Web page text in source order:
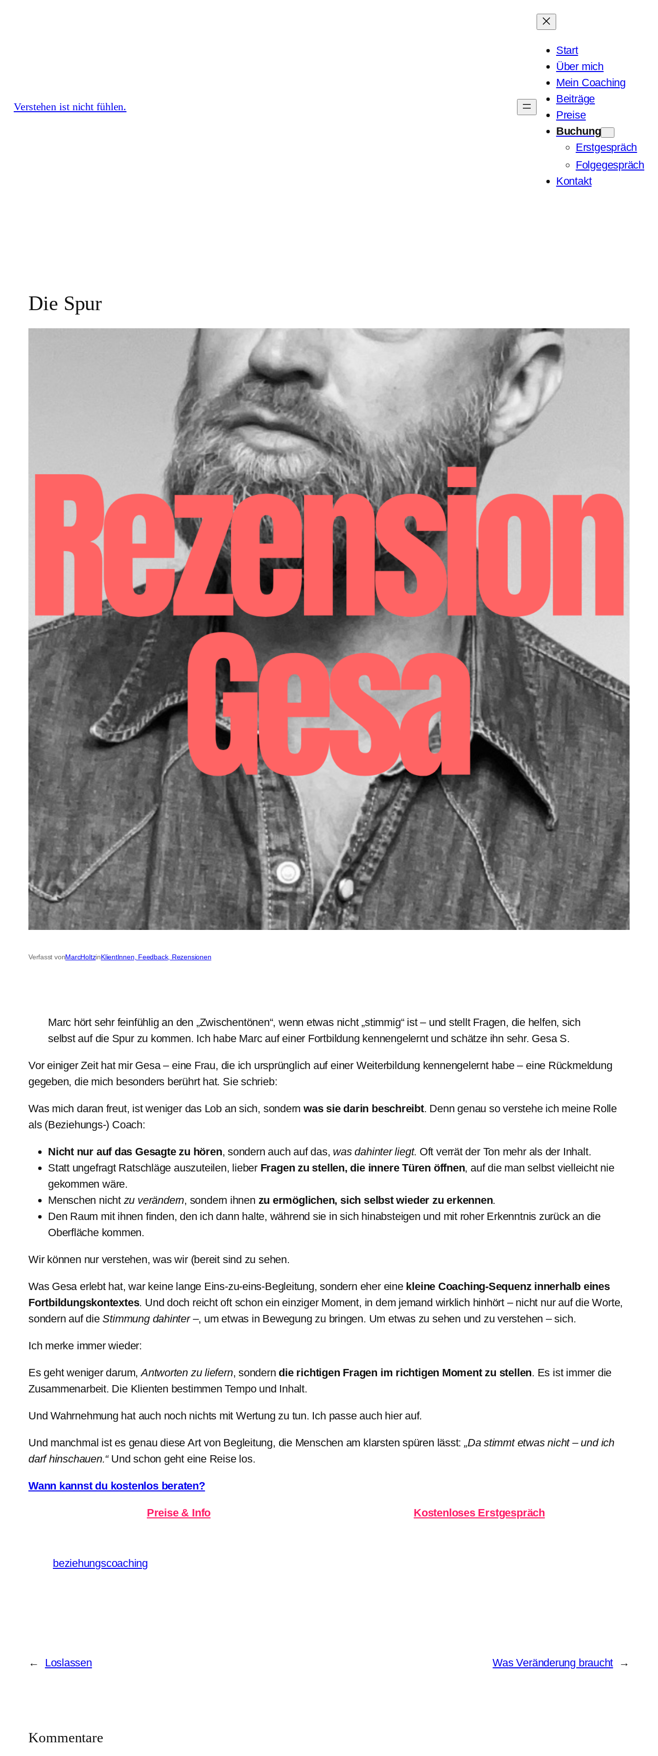
Verstehen ist nicht fühlen.
Start
Über mich
Mein Coaching
Beiträge
Preise
Buchung
Erstgespräch
Folgegespräch
Kontakt
Die Spur
Verfasst vonMarcHoltzinKlientInnen, Feedback, Rezensionen
Marc hört sehr feinfühlig an den „Zwischentönen“, wenn etwas nicht „stimmig“ ist – und stellt Fragen, die helfen, sich
selbst auf die Spur zu kommen. Ich habe Marc auf einer Fortbildung kennengelernt und schätze ihn sehr. Gesa S.
Vor einiger Zeit hat mir Gesa – eine Frau, die ich ursprünglich auf einer Weiterbildung kennengelernt habe – eine Rückmeldung
gegeben, die mich besonders berührt hat. Sie schrieb:
Was mich daran freut, ist weniger das Lob an sich, sondernwas sie darin beschreibt. Denn genau so verstehe ich meine Rolle
als (Beziehungs-) Coach:
Nicht nur auf das Gesagte zu hören, sondern auch auf das, was dahinter liegt. Oft verrät der Ton mehr als der Inhalt.
Statt ungefragt Ratschläge auszuteilen, lieber Fragen zu stellen, die innere Türen öffnen, auf die man selbst vielleicht nie
gekommen wäre.
Menschen nicht zu verändern, sondern ihnen zu ermöglichen, sich selbst wieder zu erkennen.
Den Raum mit ihnen finden, den ich dann halte, während sie in sich hinabsteigen und mit roher Erkenntnis zurück an die
Oberfläche kommen.
Wir können nur verstehen, was wir (bereit sind zu sehen.
Was Gesa erlebt hat, war keine lange Eins-zu-eins-Begleitung, sondern eher eine kleine Coaching-Sequenz innerhalb eines
Fortbildungskontextes. Und doch reicht oft schon ein einziger Moment, in dem jemand wirklich hinhört – nicht nur auf die Worte,
sondern auf dieStimmung dahinter–, um etwas in Bewegung zu bringen. Um etwas zu sehen und zu verstehen – sich.
Ich merke immer wieder:
Es geht weniger darum,Antworten zu liefern, sondern die richtigen Fragen im richtigen Moment zu stellen. Es ist immer die
Zusammenarbeit. Die Klienten bestimmen Tempo und Inhalt.
Und Wahrnehmung hat auch noch nichts mit Wertung zu tun. Ich passe auch hier auf.
Und manchmal ist es genau diese Art von Begleitung, die Menschen am klarsten spüren lässt: „Da stimmt etwas nicht – und ich
darf hinschauen.“Und schon geht eine Reise los.
Wann kannst du kostenlos beraten?
Preise & Info KostenlosesErstgespräch
beziehungscoaching
← Loslassen Was Veränderung braucht →
Kommentare